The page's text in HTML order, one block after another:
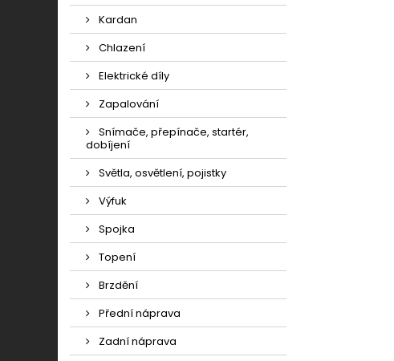
Kardan
Chlazení
Elektrické díly
Zapalování
Snímače, přepínače, startér,
dobíjení
Světla, osvětlení, pojistky
Výfuk
Spojka
Topení
Brzdění
Přední náprava
Zadní náprava